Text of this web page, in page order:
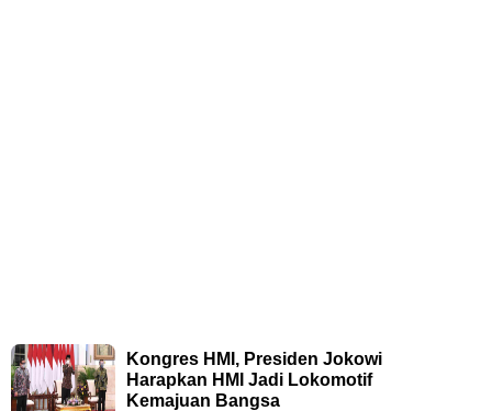
Kongres HMI, Presiden Jokowi
Harapkan HMI Jadi Lokomotif
Kemajuan Bangsa